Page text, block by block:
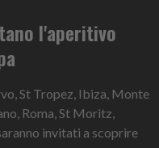
l'aperitivo
St Tropez, Ibiza, Monte
Roma, St Moritz,
invitati a scoprire